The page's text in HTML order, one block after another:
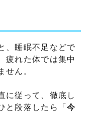
、睡眠不足などで
疲れた体では集中
せん。
に従って、徹底し
と段落したら「今